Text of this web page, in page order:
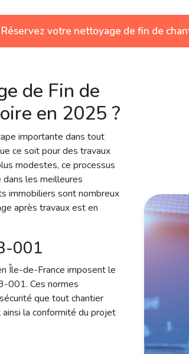
de Fin de
en 2025 ?
importante dans tout
ce soit pour des travaux
modestes, ce processus
les meilleures
immobiliers sont nombreux
après travaux est en
001
Île-de-France imposent le
Ces normes
que tout chantier